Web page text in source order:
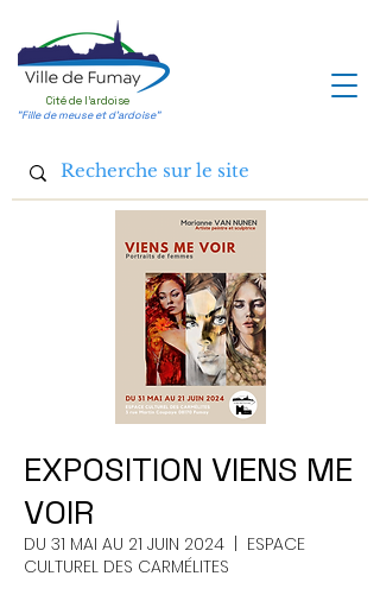
Cité de l'ardoise
"Fille de meuse et d'ardoise"
EXPOSITION VIENS ME
VOIR
DU 31 MAI AU 21 JUIN 2024
ESPACE
CULTUREL DES CARMÉLITES